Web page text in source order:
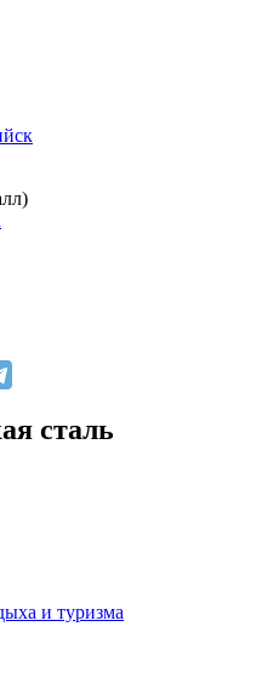
сталь
и туризма